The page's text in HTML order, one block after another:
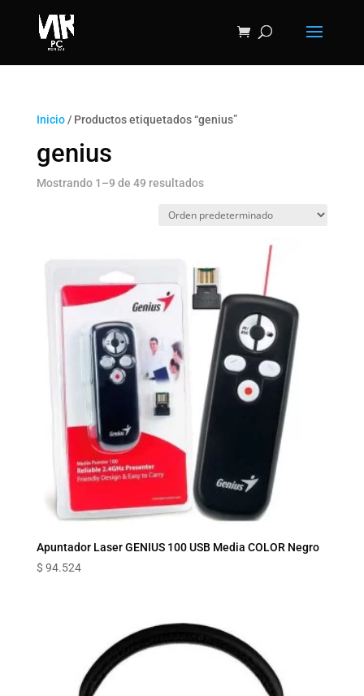
Inicio/ Productos etiquetados “genius”
genius
Mostrando 1–9 de 49 resultados
Apuntador Laser GENIUS 100 USB Media COLOR Negro
$ 94.524